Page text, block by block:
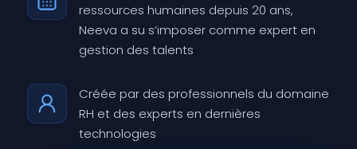
ressources humaines depuis 20 ans,
Neeva a su s’imposer comme expert en
gestion des talents
Créée par des professionnels du domaine
RH et des experts en dernières
technologies